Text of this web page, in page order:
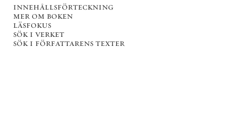
innehållsförteckning
mer om boken
läsfokus
sök i verket
sök i författarens texter